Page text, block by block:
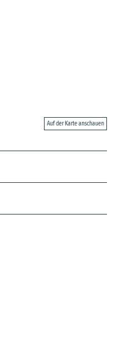
Auf der Karte anschauen